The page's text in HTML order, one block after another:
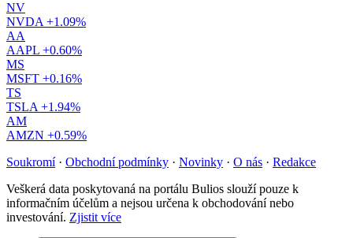
NV
NVDA +1.09%
AA
AAPL +0.60%
MS
MSFT +0.16%
TS
TSLA +1.94%
AM
AMZN +0.59%
Soukromí · Obchodní podmínky · Novinky · O nás · Redakce
Veškerá data poskytovaná na portálu Bulios slouží pouze k
informačním účelům a nejsou určena k obchodování nebo
investování. Zjistit více